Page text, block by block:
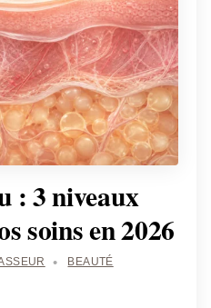
: 3 niveaux
soins en 2026
BEAUTÉ